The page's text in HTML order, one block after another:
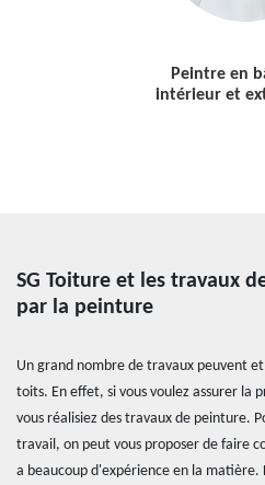
Peintre en
intérieur et
SG Toiture et les travaux
par la peinture
Un grand nombre de travaux peuvent
toits. En effet, si vous voulez assurer la
vous réalisiez des travaux de peinture.
travail, on peut vous proposer de faire
a beaucoup d'expérience en la matière.